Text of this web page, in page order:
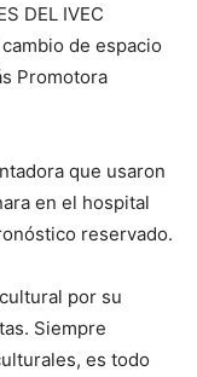
DEL IVEC
de espacio
Promotora
que usaron
en el hospital
reservado.
por su
Siempre
es todo